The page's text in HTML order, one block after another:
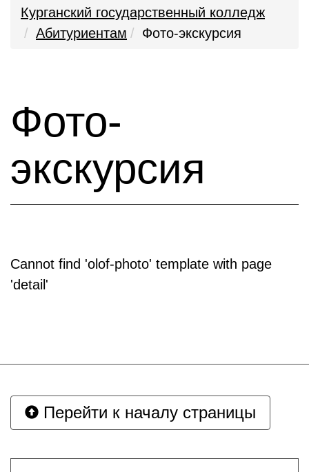
Курганский государственный колледж
Абитуриентам
Фото-экскурсия
Фото-
экскурсия
Cannot find 'olof-photo' template with page
'detail'
Перейти к началу страницы